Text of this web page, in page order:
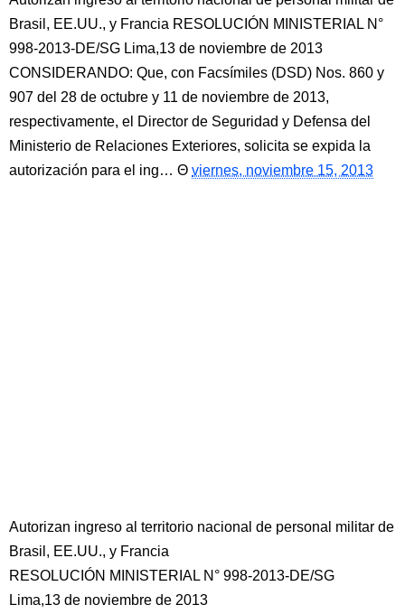
Brasil, EE.UU., y Francia RESOLUCIÓN MINISTERIAL N°
998-2013-DE/SG Lima,13 de noviembre de 2013
CONSIDERANDO: Que, con Facsímiles (DSD) Nos. 860 y
907 del 28 de octubre y 11 de noviembre de 2013,
respectivamente, el Director de Seguridad y Defensa del
Ministerio de Relaciones Exteriores, solicita se expida la
autorización para el ing…
viernes, noviembre 15, 2013
Autorizan ingreso al territorio nacional de personal militar de
Brasil, EE.UU., y Francia
RESOLUCIÓN MINISTERIAL N° 998-2013-DE/SG
Lima,13 de noviembre de 2013